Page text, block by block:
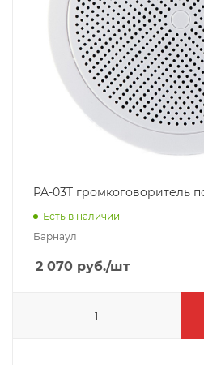
PA-03T громкоговоритель
Есть в наличии
Барнаул
2 070 руб./шт